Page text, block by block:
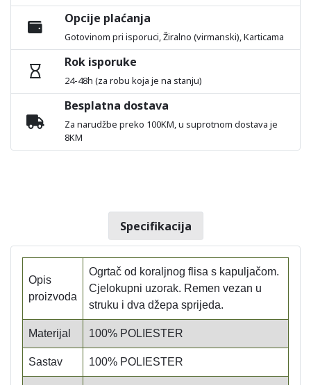
Opcije plaćanja
Gotovinom pri isporuci, Žiralno (virmanski), Karticama
Rok isporuke
24-48h (za robu koja je na stanju)
Besplatna dostava
Za narudžbe preko 100KM, u suprotnom dostava je
8KM
Specifikacija
Opis
proizvoda
Ogrtač od koraljnog flisa s kapuljačom.
Cjelokupni uzorak. Remen vezan u
struku i dva džepa sprijeda.
Materijal 100% POLIESTER
Sastav 100% POLIESTER